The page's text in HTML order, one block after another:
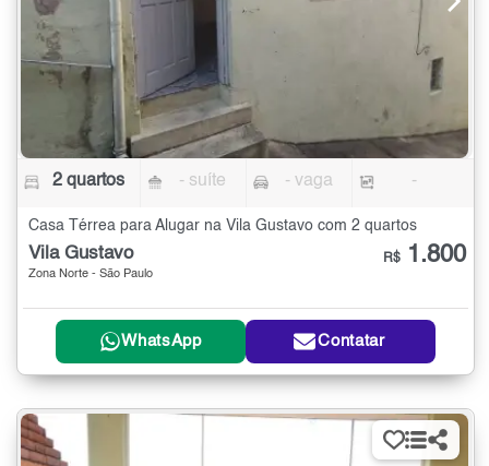
2 quartos - suíte - vaga -
Casa Térrea para Alugar na Vila Gustavo com 2 quartos
Vila Gustavo
Zona Norte - São Paulo
R$ 1.800
WhatsApp Contatar